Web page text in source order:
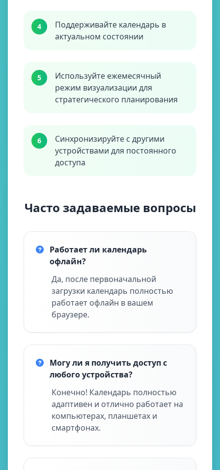
4
Поддерживайте календарь в
актуальном состоянии
5
Используйте ежемесячный
режим визуализации для
стратегического планирования
6
Синхронизируйте с другими
устройствами для постоянного
доступа
Часто задаваемые вопросы
Работает ли календарь
офлайн?
Да, после первоначальной
загрузки календарь полностью
работает офлайн в вашем
браузере.
Могу ли я получить доступ с
любого устройства?
Конечно! Календарь полностью
адаптивен и отлично работает на
компьютерах, планшетах и
смартфонах.